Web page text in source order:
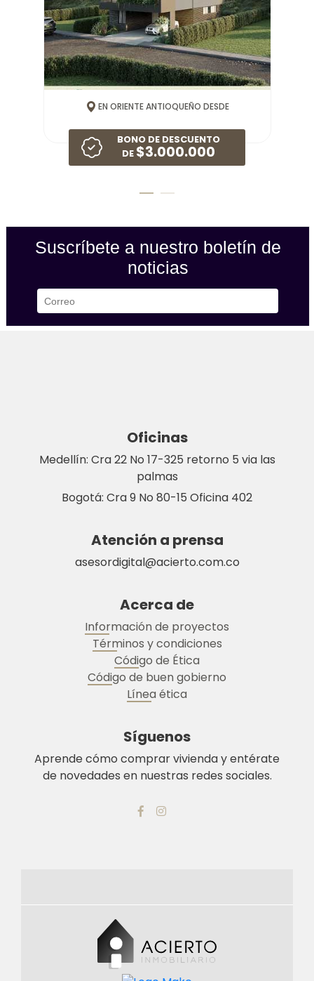
EN ORIENTE ANTIOQUEÑO DESDE
BONO DE DESCUENTO
DE $3.000.000
Oficinas
Medellín: Cra 22 No 17-325 retorno 5 via las
palmas
Bogotá: Cra 9 No 80-15 Oficina 402
Atención a prensa
asesordigital@acierto.com.co
Acerca de
Información de proyectos
Términos y condiciones
Código de Ética
Código de buen gobierno
Línea ética
Síguenos
Aprende cómo comprar vivienda y entérate
de novedades en nuestras redes sociales.